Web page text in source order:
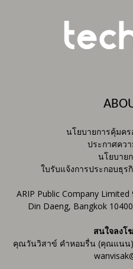
นโยบายการคุ้มค
ประกาศคว
นโยบาย
ใบรับแจ้งการประกอบธุ
ARIP Public Company
Din Daeng, Bangkok
สนใจลงโ
คุณวันวิสาข์ คำหอมรื่น (คุณแนน)